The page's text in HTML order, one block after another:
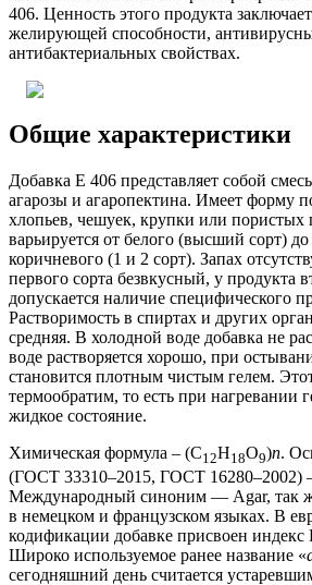
406. Ценность этого продукта
желирующей способности,
антибактериальных свойствах.
Общие характеристики
Добавка E 406 представляет собой
агарозы и агаропектина. Имеет форму
хлопьев, чешуек, крупки или пористых
варьируется от белого (высший сорт)
коричневого (1 и 2 сорт). Запах
первого сорта безвкусный, у продукта
допускается наличие специфического
Растворимость в спиртах и других
средняя. В холодной воде добавка не
воде растворяется хорошо, при
становится плотным чистым гелем.
термообратим, то есть при нагревании
жидкое состояние.
Химическая формула – (C12H18O9)n.
(ГОСТ 33310–2015, ГОСТ 16280–2002)
Международный синоним — Agar, так
в немецком и французском языках. В
кодификации добавке присвоен индекс
Широко используемое ранее название «
сегодняшний день считается